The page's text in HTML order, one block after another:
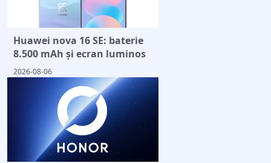
Huawei nova 16 SE: baterie
8.500 mAh și ecran luminos
2026-08-06